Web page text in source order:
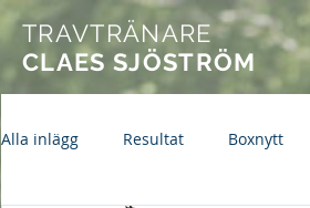
TRAVTRÄNARE
CLAES SJÖSTRÖM
Alla inlägg Resultat Boxnytt